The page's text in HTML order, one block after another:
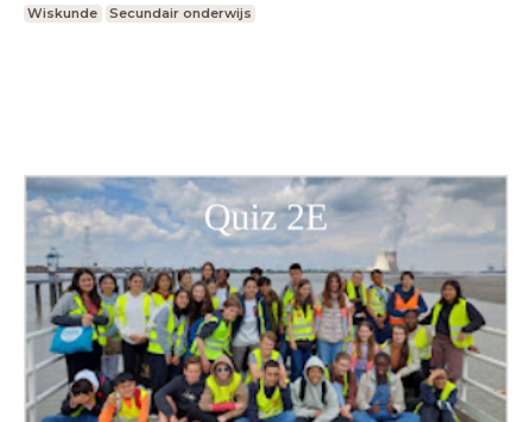
Wiskunde Secundair onderwijs